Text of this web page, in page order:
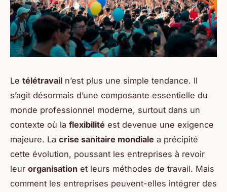
Le télétravail n’est plus une simple tendance. Il
s’agit désormais d’une composante essentielle du
monde professionnel moderne, surtout dans un
contexte où la flexibilité est devenue une exigence
majeure. La crise sanitaire mondiale a précipité
cette évolution, poussant les entreprises à revoir
leur organisation et leurs méthodes de travail. Mais
comment les entreprises peuvent-elles intégrer des